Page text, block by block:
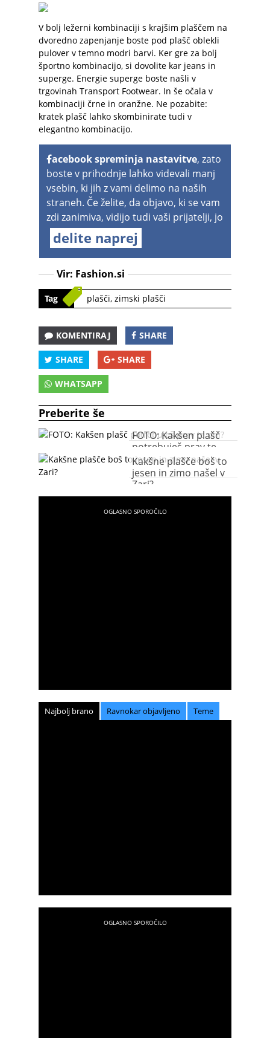
V bolj ležerni kombinaciji s krajšim plaščem na
dvoredno zapenjanje boste pod plašč oblekli
pulover v temno modri barvi. Ker gre za bolj
športno kombinacijo, si dovolite kar jeans in
superge. Energie superge boste našli v
trgovinah Transport Footwear. In še očala v
kombinaciji črne in oranžne. Ne pozabite:
kratek plašč lahko skombinirate tudi v
elegantno kombinacijo.
acebook spreminja nastavitve, zato
boste v prihodnje lahko videvali manj
vsebin, ki jih z vami delimo na naših
straneh. Če želite, da objavo, ki se vam
zdi zanimiva, vidijo tudi vaši prijatelji, jo
delite naprej
Vir: Fashion.si
Tag plašči, zimski plašči
KOMENTIRAJ SHARE
SHARE SHARE
WHATSAPP
Preberite še
FOTO: Kakšen plašč
potrebuješ prav te
dni?
Kakšne plašče boš to
jesen in zimo našel v
Zari?
Najbolj brano Ravnokar objavljeno Teme